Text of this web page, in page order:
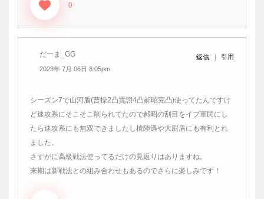
0
だーま_GG
2023年 7月 06日 8:05pm
返信 引用
シーズン7で山河盾(曹操2凸賈詡4凸郝昭完凸)使ってたんですけ
ど速攻系にそこそこ削られてたので郝昭の刮目をイブ軍民にし
たら速攻系にも無双できましたし槍陸遜や大尉盾にも有利とれ
ました。
さすがに高級戦法使ってるだけの見返りはありますね。
来期は新戦法との組み合わせもあるのでさらに楽しみです！